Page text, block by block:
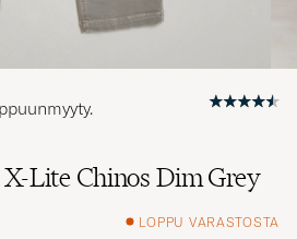
Lite Chinos Dim Grey
LOPPU VARASTOSTA